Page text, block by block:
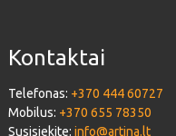
Kontaktai
Telefonas: +370 444 60727
Mobilus: +370 655 78350
Susisiekite: info@artina.lt